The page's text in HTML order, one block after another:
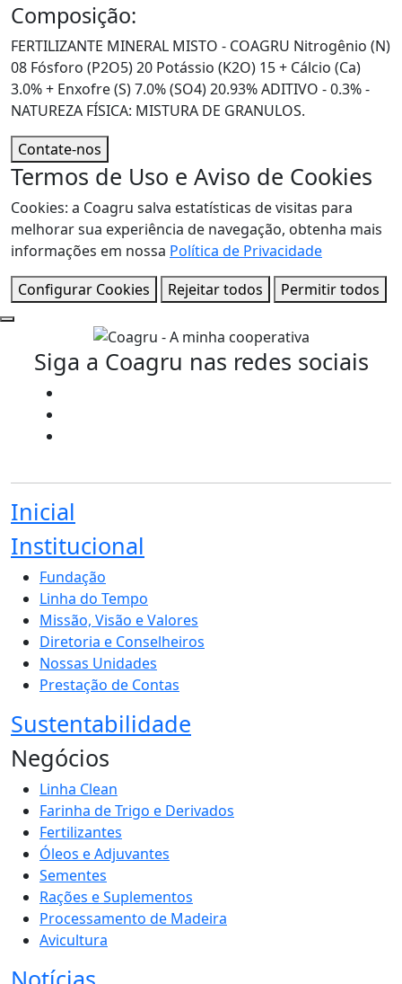
Composição:
FERTILIZANTE MINERAL MISTO - COAGRU Nitrogênio (N)
08 Fósforo (P2O5) 20 Potássio (K2O) 15 + Cálcio (Ca)
3.0% + Enxofre (S) 7.0% (SO4) 20.93% ADITIVO - 0.3% -
NATUREZA FÍSICA: MISTURA DE GRANULOS.
Contate-nos
Termos de Uso e Aviso de Cookies
Cookies: a Coagru salva estatísticas de visitas para
melhorar sua experiência de navegação, obtenha mais
informações em nossa Política de Privacidade
Configurar Cookies
Rejeitar todos Permitir todos
Siga a Coagru nas redes sociais
Inicial
Institucional
Fundação
Linha do Tempo
Missão, Visão e Valores
Diretoria e Conselheiros
Nossas Unidades
Prestação de Contas
Sustentabilidade
Negócios
Linha Clean
Farinha de Trigo e Derivados
Fertilizantes
Óleos e Adjuvantes
Sementes
Rações e Suplementos
Processamento de Madeira
Avicultura